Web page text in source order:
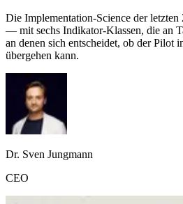
Die Implementation-Science der
— mit sechs Indikator-Klassen, die an
an denen sich entscheidet, ob der Pilot
übergehen kann.
Dr. Sven Jungmann
CEO